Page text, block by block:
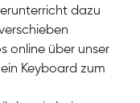
dazu
online über unser
Keyboard zum